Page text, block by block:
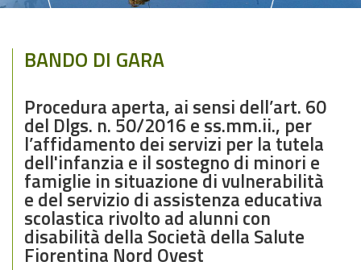
BANDO DI GARA
Procedura aperta, ai sensi dell’art. 60
del Dlgs. n. 50/2016 e ss.mm.ii., per
l’affidamento dei servizi per la tutela
dell'infanzia e il sostegno di minori e
famiglie in situazione di vulnerabilità
e del servizio di assistenza educativa
scolastica rivolto ad alunni con
disabilità della Società della Salute
Fiorentina Nord Ovest